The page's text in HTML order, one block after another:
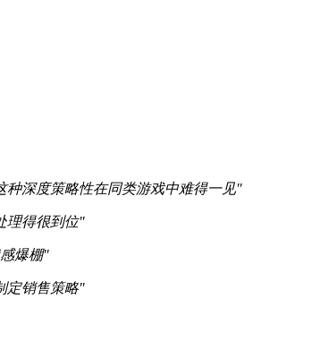
种深度策略性在同类游戏中难得一见"
理得很到位"
爆棚"
定销售策略"